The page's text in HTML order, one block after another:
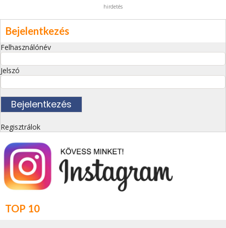
hirdetés
Bejelentkezés
Felhasználónév
Jelszó
Regisztrálok
TOP 10